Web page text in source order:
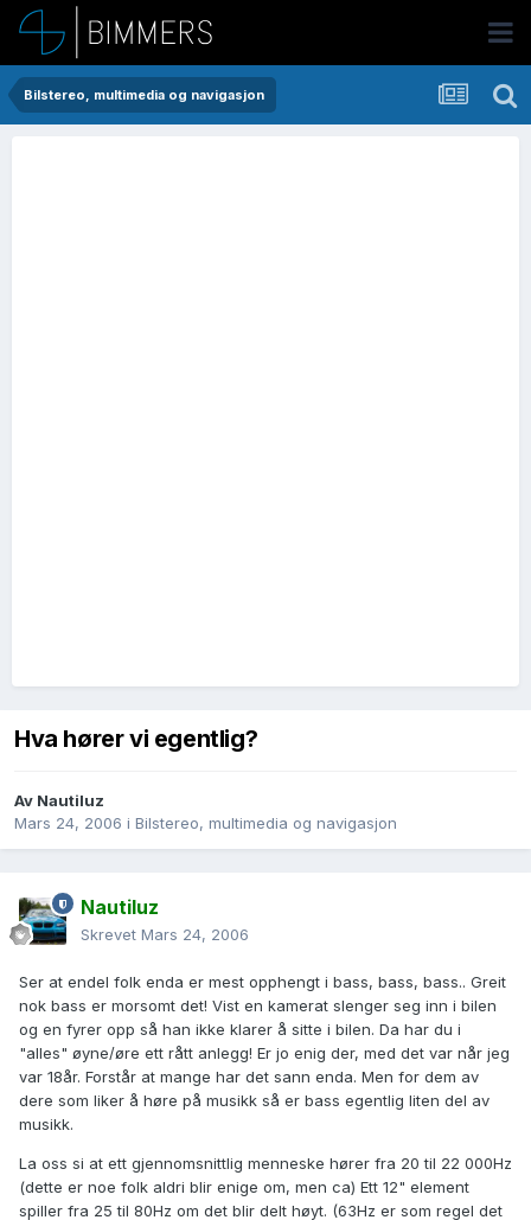
Bilstereo, multimedia og navigasjon
Hva hører vi egentlig?
Av Nautiluz
Mars 24, 2006 i Bilstereo, multimedia og navigasjon
Nautiluz
Skrevet Mars 24, 2006
Ser at endel folk enda er mest opphengt i bass, bass, bass.. Greit
nok bass er morsomt det! Vist en kamerat slenger seg inn i bilen
og en fyrer opp så han ikke klarer å sitte i bilen. Da har du i
"alles" øyne/øre ett rått anlegg! Er jo enig der, med det var når jeg
var 18år. Forstår at mange har det sann enda. Men for dem av
dere som liker å høre på musikk så er bass egentlig liten del av
musikk.
La oss si at ett gjennomsnittlig menneske hører fra 20 til 22 000Hz
(dette er noe folk aldri blir enige om, men ca) Ett 12" element
spiller fra 25 til 80Hz om det blir delt høyt. (63Hz er som regel det